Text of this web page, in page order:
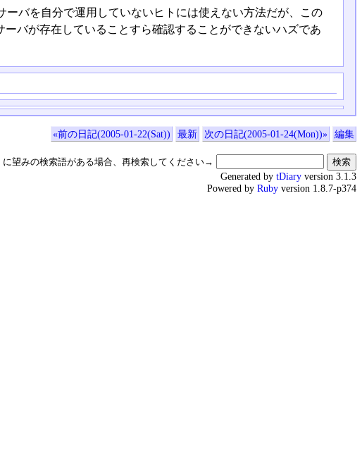
バを自分で運用していないヒトには使えない方法だが、この
バが存在していることすら確認することができないハズであ
«前の日記(2005-01-22(Sat)) 最新 次の日記(2005-01-24(Mon))» 編集
に望みの検索語がある場合、再検索してください→
Generated by tDiary version 3.1.3
Powered by Ruby version 1.8.7-p374